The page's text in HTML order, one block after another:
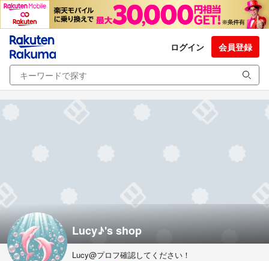
ログイン 会員登録
Lucy♪'s shop
Lucy@プロフ確認してください！